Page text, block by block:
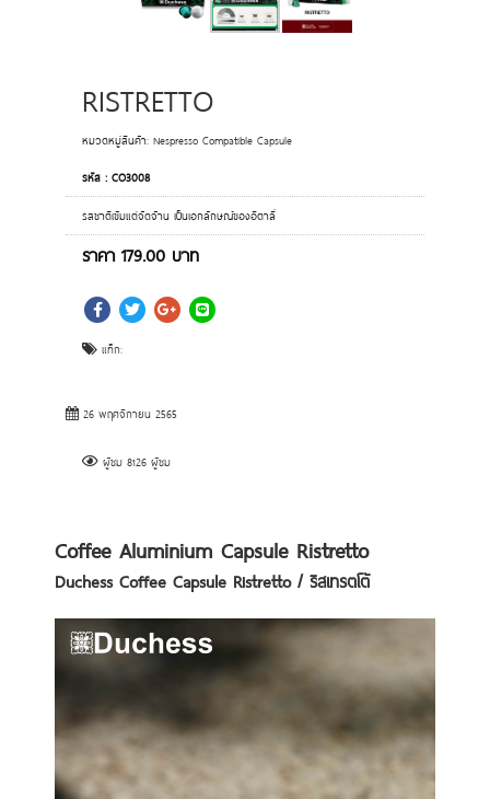
RISTRETTO
หมวดหมู่สินค้า: Nespresso Compatible Capsule
รหัส : CO3008
รสชาติเข้มแต่จัดจ้าน เป็นเอกลักษณ์ของอิตาลี่
ราคา 179.00 บาท
แท็ก:
26 พฤศจิกายน 2565
ผู้ชม 8126 ผู้ชม
Coffee Aluminium Capsule Ristretto
Duchess Coffee Capsule Ristretto / ริสเทรตโต้